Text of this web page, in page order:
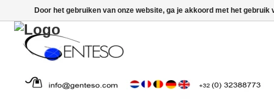
Door het gebruiken van onze website, ga je akkoord met het